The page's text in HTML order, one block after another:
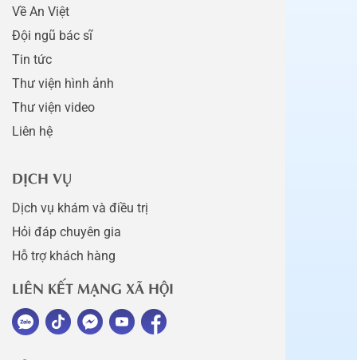
Về An Việt
Đội ngũ bác sĩ
Tin tức
Thư viện hình ảnh
Thư viện video
Liên hệ
DỊCH VỤ
Dịch vụ khám và điều trị
Hỏi đáp chuyên gia
Hỗ trợ khách hàng
LIÊN KẾT MẠNG XÃ HỘI